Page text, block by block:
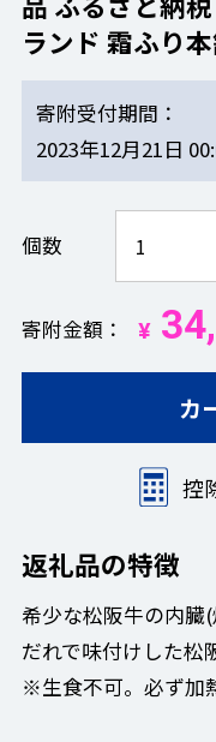
ランド 霜ふり
寄附受付期間
2023年12月21日
個数
寄附金額 ¥
カ
控
返礼品の特徴
希少な松阪牛の内臓
だれで味付けした松
※生食不可。必ず加